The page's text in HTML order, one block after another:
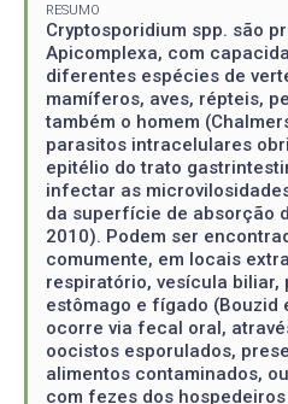
RESUMO
Cryptosporidium spp. são
Apicomplexa, com
diferentes espécies de
mamíferos, aves, répteis,
também o homem
parasitos intracelulares
epitélio do trato
infectar as
da superfície de absorção
2010). Podem ser
comumente, em locais
respiratório, vesícula biliar,
estômago e fígado (Bouzid
ocorre via fecal oral,
oocistos esporulados,
alimentos contaminados,
com fezes dos